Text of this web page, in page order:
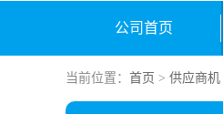
公司首页
当前位置： 首页 > 供应商机